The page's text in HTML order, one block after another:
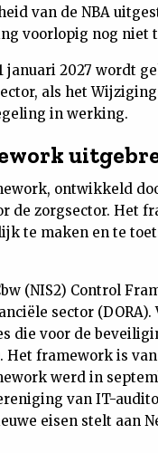
van de NBA
voorlopig nog
januari 2027 wordt
als het
in werking.
ontwikkeld
de zorgsector. Het
te maken en te
(NIS2) Control
sector
die voor de
Het framework is
werd in
van IT-
eisen stelt aan